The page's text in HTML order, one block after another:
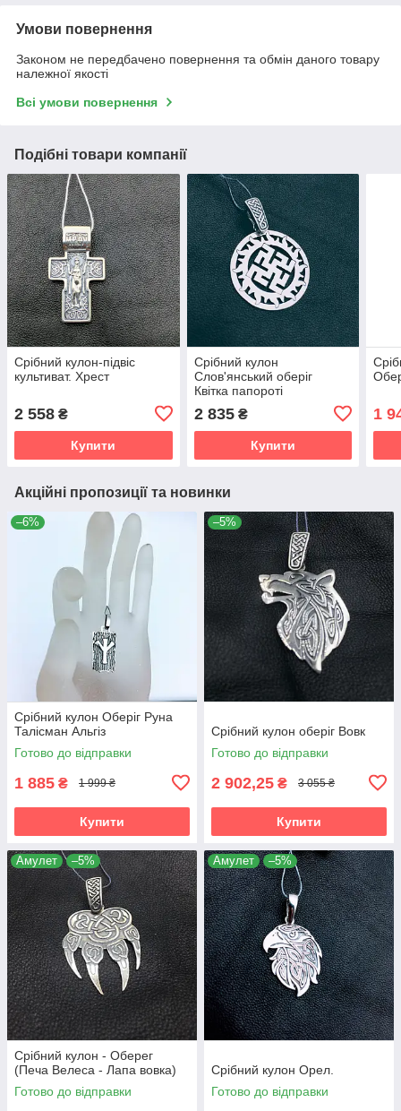
Умови повернення
Законом не передбачено повернення та обмін даного товару
належної якості
Всі умови повернення
Подібні товари компанії
Срібний кулон-підвіс
культиват. Хрест
2 558 ₴
Купити
Срібний кулон
Слов'янський оберіг
Квітка папороті
2 835₴
Купити
1
Акційні пропозиції та новинки
–6%
Срібний кулон Оберіг Руна
Талісман Альгіз
Готово до відправки
1 885 ₴ 1 999 ₴
Купити
–5%
Срібний кулон оберіг Вовк
Готово до відправки
2 902,25 ₴ 3 055 ₴
Купити
Амулет –5%
Срібний кулон - Оберег
(Печа Велеса - Лапа вовка)
Готово до відправки
Амулет –5%
Срібний кулон Орел.
Готово до відправки